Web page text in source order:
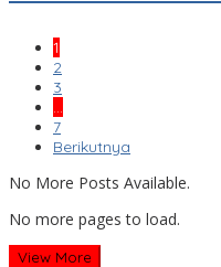
1
2
3
…
7
Berikutnya
No More Posts Available.
No more pages to load.
View More